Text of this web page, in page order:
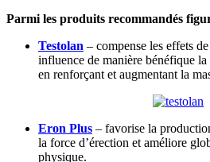
Parmi les produits recommandés
Testolan – compense les effets
influence de manière bénéfique
en renforçant et augmentant la
Eron Plus – favorise la
la force d’érection et améliore
physique.